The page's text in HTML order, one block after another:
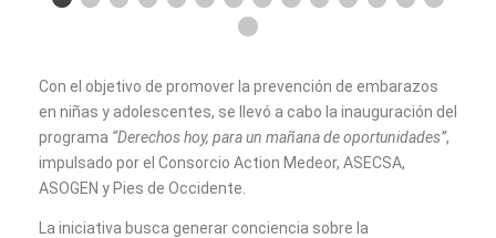
Con el objetivo de promover la prevención de embarazos
en niñas y adolescentes, se llevó a cabo la inauguración del
programa “Derechos hoy, para un mañana de oportunidades”,
impulsado por el Consorcio Action Medeor, ASECSA,
ASOGEN y Pies de Occidente.
La iniciativa busca generar conciencia sobre la